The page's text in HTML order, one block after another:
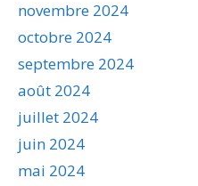
novembre 2024
octobre 2024
septembre 2024
août 2024
juillet 2024
juin 2024
mai 2024